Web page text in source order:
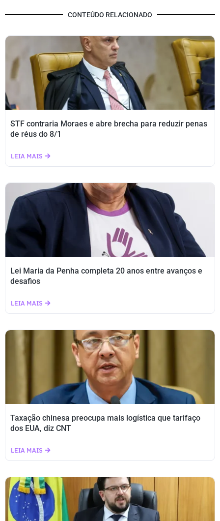
CONTEÚDO RELACIONADO
STF contraria Moraes e abre brecha para reduzir penas
de réus do 8/1
LEIA MAIS
Lei Maria da Penha completa 20 anos entre avanços e
desafios
LEIA MAIS
Taxação chinesa preocupa mais logística que tarifaço
dos EUA, diz CNT
LEIA MAIS